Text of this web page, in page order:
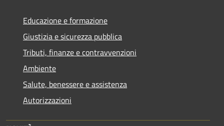
Educazione e formazione
Giustizia e sicurezza pubblica
Tributi, finanze e contravvenzioni
Ambiente
Salute, benessere e assistenza
Autorizzazioni